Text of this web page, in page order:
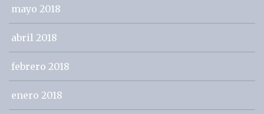
mayo 2018
abril 2018
febrero 2018
enero 2018